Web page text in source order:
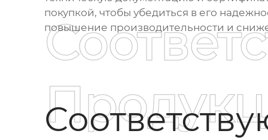
покупкой, чтобы убедиться в его
повышение производительности и